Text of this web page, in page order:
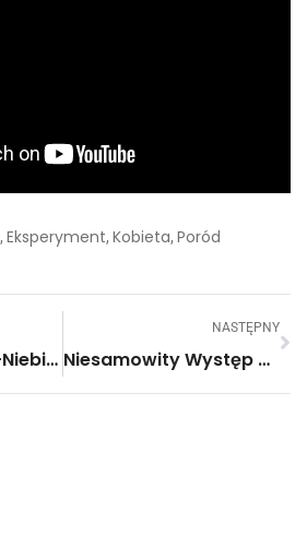
, Eksperyment, Kobieta, Poród
Czerwono-Biało-Niebieskie Truskawki – Coś Pysznego!
NASTĘPNY
Niesamowity Występ Uliczny Perkusisty Grającego Na… Wiaderkach